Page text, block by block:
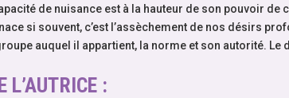
de nuisance est à la hauteur de son pouvoir de
si souvent, c’est l’assèchement de nos désirs
auquel il appartient, la norme et son autorité. Le
L’AUTRICE :